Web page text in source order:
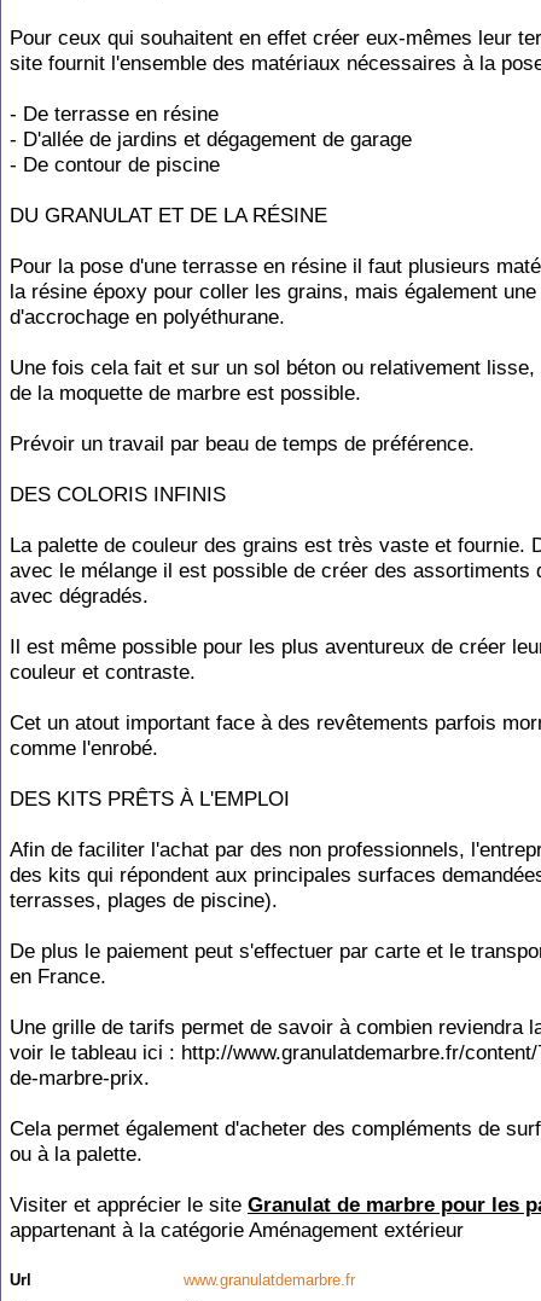
Pour ceux qui souhaitent en effet créer eux-mêmes leur
site fournit l'ensemble des matériaux nécessaires à la
- De terrasse en résine
- D'allée de jardins et dégagement de garage
- De contour de piscine
DU GRANULAT ET DE LA RÉSINE
Pour la pose d'une terrasse en résine il faut plusieurs
la résine époxy pour coller les grains, mais également
d'accrochage en polyéthurane.
Une fois cela fait et sur un sol béton ou relativement lisse,
de la moquette de marbre est possible.
Prévoir un travail par beau de temps de préférence.
DES COLORIS INFINIS
La palette de couleur des grains est très vaste et fournie.
avec le mélange il est possible de créer des assortiments
avec dégradés.
Il est même possible pour les plus aventureux de créer
couleur et contraste.
Cet un atout important face à des revêtements parfois
comme l'enrobé.
DES KITS PRÊTS À L'EMPLOI
Afin de faciliter l'achat par des non professionnels,
des kits qui répondent aux principales surfaces
terrasses, plages de piscine).
De plus le paiement peut s'effectuer par carte et le
en France.
Une grille de tarifs permet de savoir à combien reviendra
voir le tableau ici : http://www.granulatdemarbre.fr/
de-marbre-prix.
Cela permet également d'acheter des compléments de
ou à la palette.
Visiter et apprécier le site Granulat de marbre pour les
appartenant à la catégorie Aménagement extérieur
Url
www.granulatdemarbre.fr